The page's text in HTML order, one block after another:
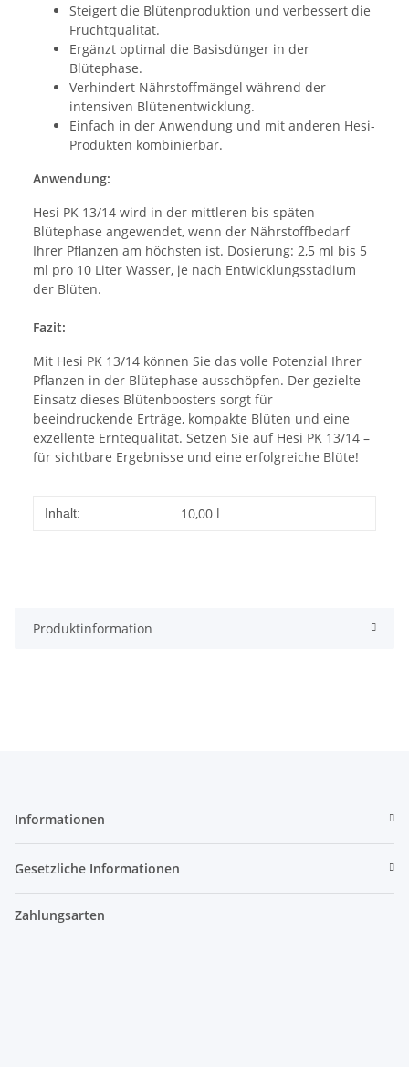
Steigert die Blütenproduktion und verbessert die
Fruchtqualität.
Ergänzt optimal die Basisdünger in der
Blütephase.
Verhindert Nährstoffmängel während der
intensiven Blütenentwicklung.
Einfach in der Anwendung und mit anderen Hesi-
Produkten kombinierbar.
Anwendung:
Hesi PK 13/14 wird in der mittleren bis späten
Blütephase angewendet, wenn der Nährstoffbedarf
Ihrer Pflanzen am höchsten ist. Dosierung: 2,5 ml bis 5
ml pro 10 Liter Wasser, je nach Entwicklungsstadium
der Blüten.
Fazit:
Mit Hesi PK 13/14 können Sie das volle Potenzial Ihrer
Pflanzen in der Blütephase ausschöpfen. Der gezielte
Einsatz dieses Blütenboosters sorgt für
beeindruckende Erträge, kompakte Blüten und eine
exzellente Erntequalität. Setzen Sie auf Hesi PK 13/14 –
für sichtbare Ergebnisse und eine erfolgreiche Blüte!
Inhalt: 10,00 l
Produktinformation
Informationen
Gesetzliche Informationen
Zahlungsarten